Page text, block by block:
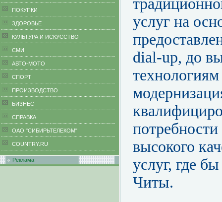
ПОКУПКИ
ЗДОРОВЬЕ
КУЛЬТУРА И ИСКУССТВО
СМИ
АВТО-МОТО
СПОРТ
ПРОИЗВОДСТВО
БИЗНЕС
CПРАВКА
ОАО "СИБИРЬТЕЛЕКОМ"
COUNTRY.RU
Реклама
услуг на
dial-up, до
высокого
услуг, где
Читы.